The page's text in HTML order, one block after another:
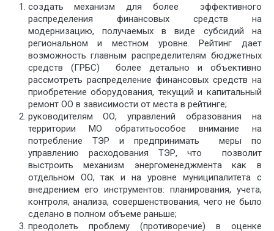
создать механизм для более эффективного
распределения финансовых средств на
модернизацию, получаемых в виде субсидий на
региональном и местном уровне. Рейтинг дает
возможность главным распределителям бюджетных
средств (ГРБС) более детально и объективно
рассмотреть распределение финансовых средств на
приобретение оборудования, текущий и капитальный
ремонт ОО в зависимости от места в рейтинге;
руководителям ОО, управлений образования на
территории МО обратитьособое внимание на
потребление ТЭР и предпринимать меры по
управлению расходования ТЭР, что позволит
выстроить механизм энергоменеджмента как в
отдельном ОО, так и на уровне муниципалитета с
внедрением его инструментов: планирования, учета,
контроля, анализа, совершенствования, чего не было
сделано в полном объеме раньше;
преодолеть проблему (противоречие) в оценке